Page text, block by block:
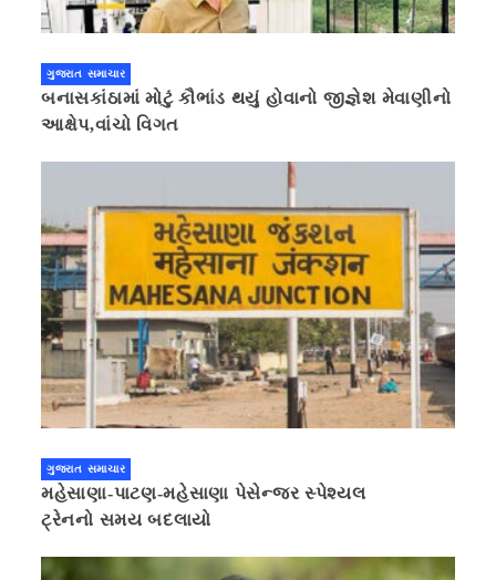
ગુજરાત સમાચાર
બનાસકાંઠામાં મોટું કૌભાંડ થયું હોવાનો જીજ્ઞેશ મેવાણીનો
આક્ષેપ,વાંચો વિગત
ગુજરાત સમાચાર
મહેસાણા-પાટણ-મહેસાણા પેસેન્જર સ્પેશ્યલ
ટ્રેનનો સમય બદલાયો